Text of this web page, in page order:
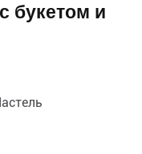
букетом и